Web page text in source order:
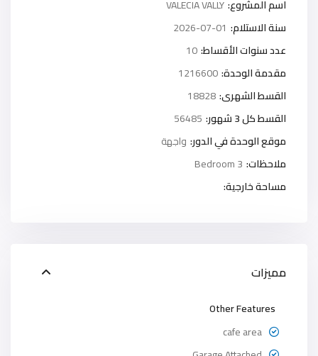
اسم المشروع:VALECIA VALLY
سنة الاستلام: 2026-07-01
عدد سنوات الأقساط:10
مقدمة الوحدة:1216600
القسط الشهرى:18828
القسط كل 3 شهور:
56485
موقع الوحدة في الدور: واجهة
ملاحظات: 3 Bedroom
مساحة خارجية:
مميزات
Other Features
cafe area